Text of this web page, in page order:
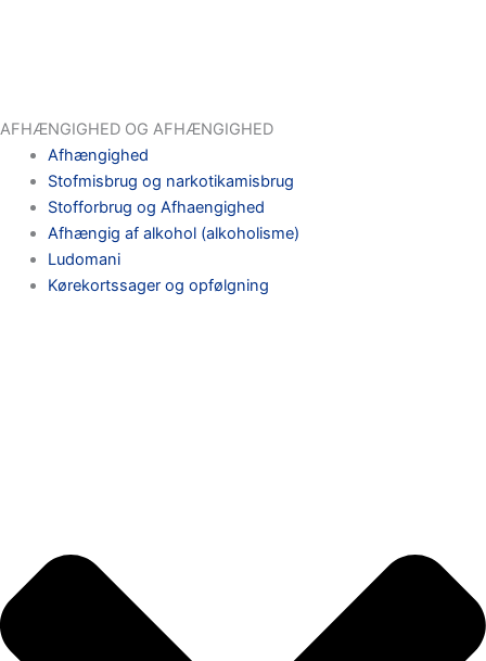
AFHÆNGIGHED OG AFHÆNGIGHED
Afhængighed
Stofmisbrug og narkotikamisbrug
Stofforbrug og Afhaengighed
Afhængig af alkohol (alkoholisme)
Ludomani
Kørekortssager og opfølgning